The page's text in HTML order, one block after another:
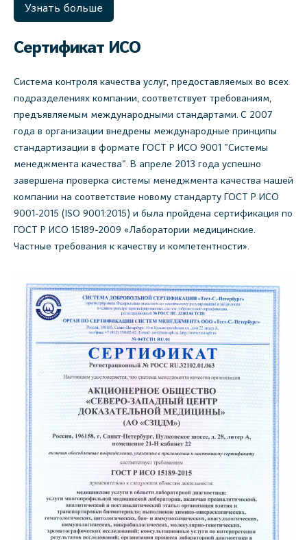
Узнать больше
Сертификат ИСО
Система контроля качества услуг, предоставляемых во всех
подразделениях компании, соответствует требованиям,
предъявляемым международными стандартами. С 2007
года в организации внедрены международные принципы
стандартизации в формате ГОСТ Р ИСО 9001 "Системы
менеджмента качества". В апреле 2013 года успешно
завершена проверка системы менеджмента качества нашей
компании на соответствие новому стандарту ГОСТ Р ИСО
9001-2015 (ISO 9001:2015) и была пройдена сертификация по
ГОСТ Р ИСО 15189-2009 «Лаборатории медицинские.
Частные требования к качеству и компетентности».